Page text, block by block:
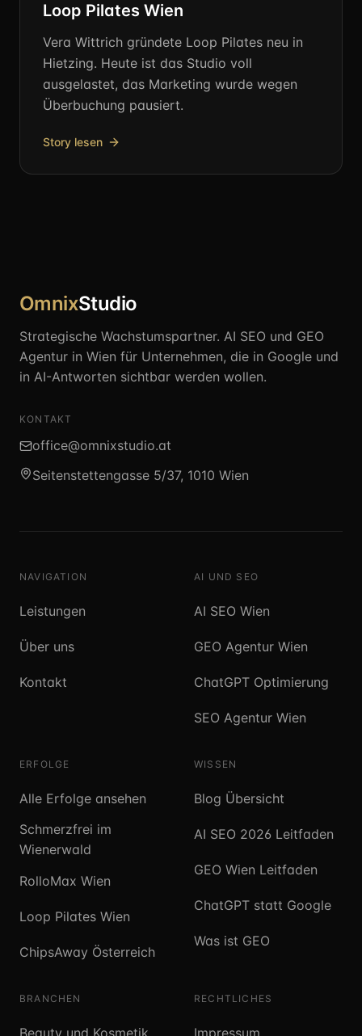
Loop Pilates Wien
Vera Wittrich gründete Loop Pilates neu in
Hietzing. Heute ist das Studio voll
ausgelastet, das Marketing wurde wegen
Überbuchung pausiert.
Story lesen
OmnixStudio
Strategische Wachstumspartner. AI SEO und GEO
Agentur in Wien für Unternehmen, die in Google und
in AI-Antworten sichtbar werden wollen.
KONTAKT
office@omnixstudio.at
Seitenstettengasse 5/37, 1010 Wien
NAVIGATION
Leistungen
Über uns
Kontakt
AI UND SEO
AI SEO Wien
GEO Agentur Wien
ChatGPT Optimierung
SEO Agentur Wien
ERFOLGE
Alle Erfolge ansehen
Schmerzfrei im
Wienerwald
RolloMax Wien
Loop Pilates Wien
ChipsAway Österreich
WISSEN
Blog Übersicht
AI SEO 2026 Leitfaden
GEO Wien Leitfaden
ChatGPT statt Google
Was ist GEO
BRANCHEN
Beauty und Kosmetik
RECHTLICHES
Impressum